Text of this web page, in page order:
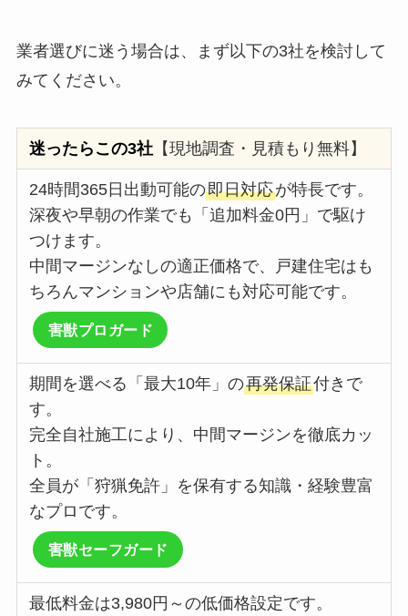
業者選びに迷う場合は、まず以下の3社を検討して
みてください。
迷ったらこの3社 【現地調査・見積もり無料】
24時間365日出動可能の即日対応が特長です。
深夜や早朝の作業でも「追加料金0円」で駆け
つけます。
中間マージンなしの適正価格で、戸建住宅はも
ちろんマンションや店舗にも対応可能です。
害獣プロガード
期間を選べる「最大10年」の再発保証付きで
す。
完全自社施工により、中間マージンを徹底カッ
ト。
全員が「狩猟免許」を保有する知識・経験豊富
なプロです。
害獣セーフガード
最低料金は3,980円～の低価格設定です。